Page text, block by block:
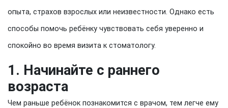
опыта, страхов взрослых или неизвестности. Однако есть
способы помочь ребёнку чувствовать себя уверенно и
спокойно во время визита к стоматологу.
1. Начинайте с раннего
возраста
Чем раньше ребёнок познакомится с врачом, тем легче ему